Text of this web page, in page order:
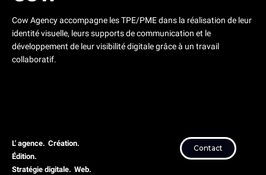
Cow Agency accompagne les TPE/PME dans la réalisation de leur
identité visuelle, leurs supports de communication et le
développement de leur visibilité digitale grâce à un travail
collaboratif.
L' agence. Création.
Édition.
Stratégie digitale. Web.
Contact
F
I
L